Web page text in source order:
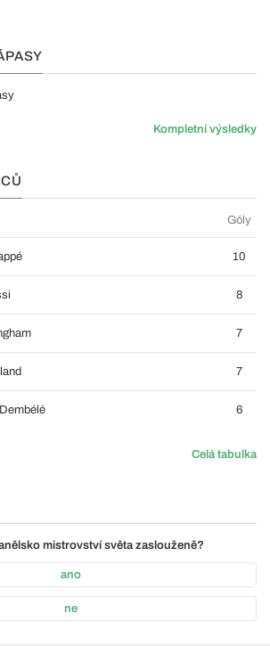
Kompletní výsledky
Góly
10
8
7
7
6
Celá tabulka
mistrovství světa zaslouženě?
ano
ne